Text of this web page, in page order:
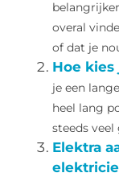
overal
of dat je
Hoe kies
je een
heel lang
steeds veel
Elektra